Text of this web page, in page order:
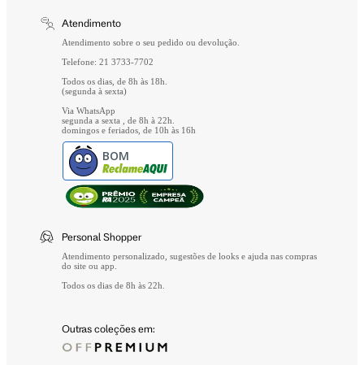
Perguntas Frequentes
Atendimento
Atendimento sobre o seu pedido ou devolução.
Telefone: 21 3733-7702
Todos os dias, de 8h às 18h.
(segunda à sexta)
Via WhatsApp
segunda a sexta , de 8h à 22h.
domingos e feriados, de 10h às 16h
BOM
Personal Shopper
Atendimento personalizado, sugestões de looks e ajuda nas compras
do site ou app.
Todos os dias de 8h às 22h.
Outras coleções em: